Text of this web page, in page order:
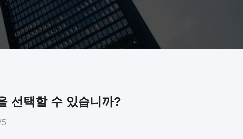
선택할 수 있습니까?